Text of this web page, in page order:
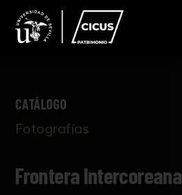
CATÁLOGO
Fotografías
Frontera Intercoreana